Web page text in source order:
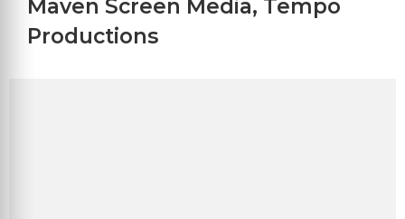
Maven Screen Media, Tempo
Productions